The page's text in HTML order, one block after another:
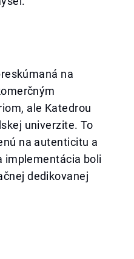
na
ale Katedrou
univerzite. To
na autenticitu a
implementácia boli
dedikovanej